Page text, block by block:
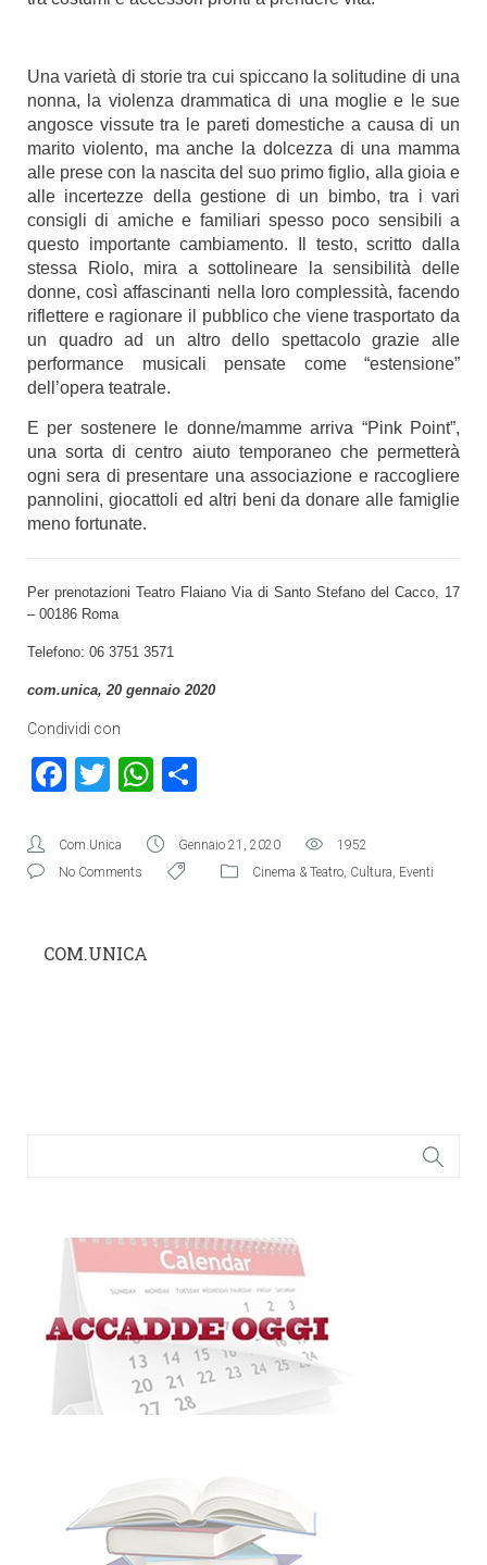
Una varietà di storie tra cui spiccano la solitudine di una
nonna, la violenza drammatica di una moglie e le sue
angosce vissute tra le pareti domestiche a causa di un
marito violento, ma anche la dolcezza di una mamma
alle prese con la nascita del suo primo figlio, alla gioia e
alle incertezze della gestione di un bimbo, tra i vari
consigli di amiche e familiari spesso poco sensibili a
questo importante cambiamento. Il testo, scritto dalla
stessa Riolo, mira a sottolineare la sensibilità delle
donne, così affascinanti nella loro complessità, facendo
riflettere e ragionare il pubblico che viene trasportato da
un quadro ad un altro dello spettacolo grazie alle
performance musicali pensate come “estensione”
dell’opera teatrale.
E per sostenere le donne/mamme arriva “Pink Point”,
una sorta di centro aiuto temporaneo che permetterà
ogni sera di presentare una associazione e raccogliere
pannolini, giocattoli ed altri beni da donare alle famiglie
meno fortunate.
Per prenotazioni Teatro Flaiano Via di Santo Stefano del Cacco, 17
– 00186 Roma
Telefono: 06 3751 3571
com.unica, 20 gennaio 2020
Condividi con
Facebook
TwitterWhatsApp
Com.Unica Gennaio 21, 2020
1952
No Comments
Cinema & Teatro, Cultura, Eventi
COM.UNICA